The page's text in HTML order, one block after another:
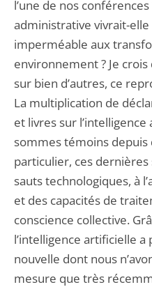
l’une de nos
administrative vivrait-elle
imperméable aux
environnement ? Je
sur bien d’autres, ce
La multiplication de
et livres sur
sommes témoins depuis
particulier, ces
sauts technologiques, à
et des capacités de
conscience collective.
l’intelligence artificielle
nouvelle dont nous
mesure que très